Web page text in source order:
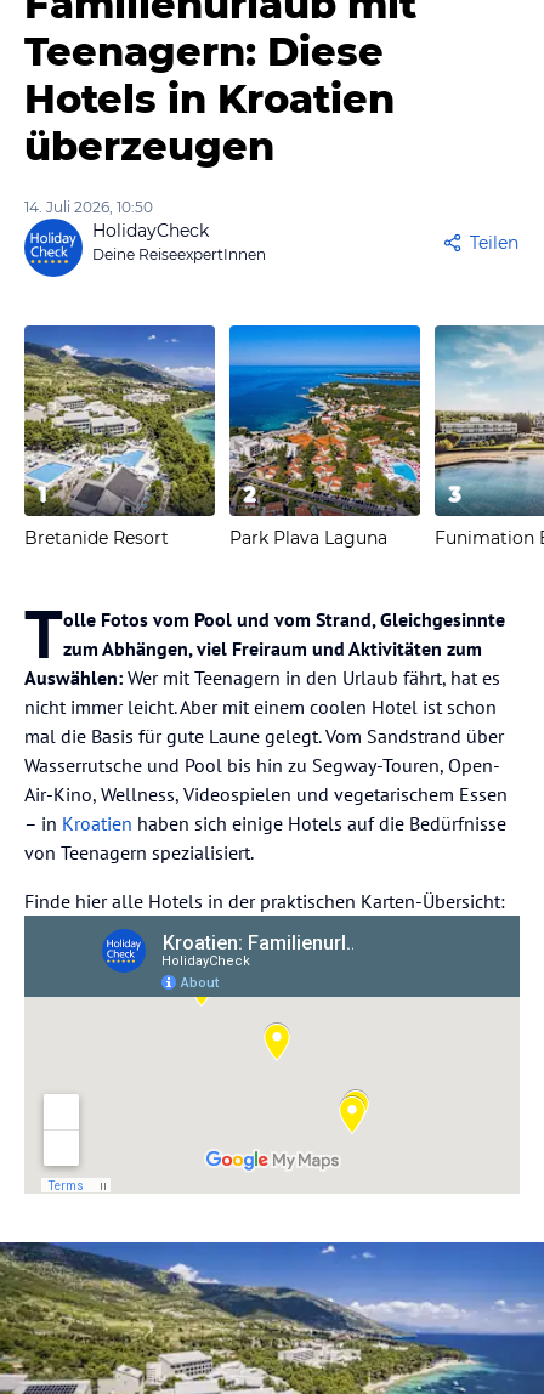
Teenagern: Diese
Hotels in Kroatien
überzeugen
14. Juli 2026, 10:50
HolidayCheck
Deine ReiseexpertInnen
Teilen
1
Bretanide Resort
2
Park Plava Laguna
3
Funimation
Tolle Fotos vom Pool und vom Strand, Gleichgesinnte
zum Abhängen, viel Freiraum und Aktivitäten zum
Auswählen: Wer mit Teenagern in den Urlaub fährt, hat es
nicht immer leicht. Aber mit einem coolen Hotel ist schon
mal die Basis für gute Laune gelegt. Vom Sandstrand über
Wasserrutsche und Pool bis hin zu Segway-Touren, Open-
Air-Kino, Wellness, Videospielen und vegetarischem Essen
– in Kroatien haben sich einige Hotels auf die Bedürfnisse
von Teenagern spezialisiert.
Finde hier alle Hotels in der praktischen Karten-Übersicht: